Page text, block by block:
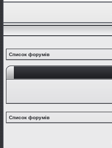
Список форумів
Список форумів